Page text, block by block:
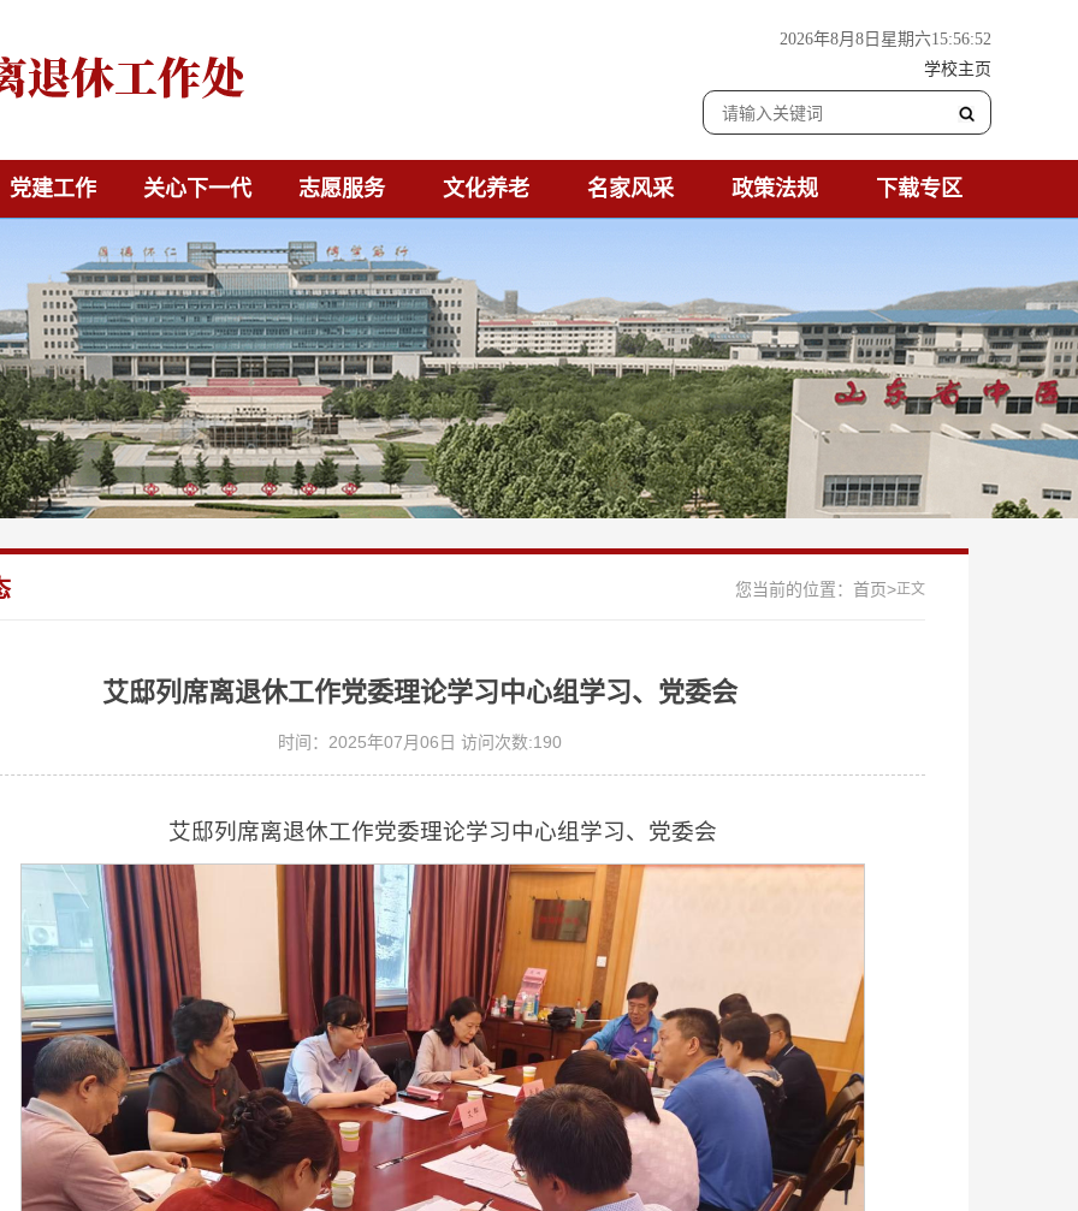
2026年8月8日星期六15:56:53
学校主页
党建工作 关心下一代 志愿服务 文化养老 名家风采 政策法规 下载专区
您当前的位置： 首页>正文
艾邸列席离退休工作党委理论学习中心组学习、党委会
时间：2025年07月06日 访问次数:190
艾邸列席离退休工作党委理论学习中心组学习、党委会